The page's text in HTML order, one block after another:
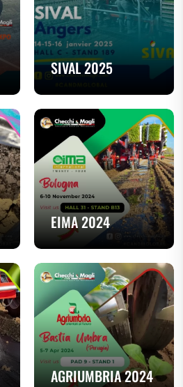
SIVAL 2025
EIMA 2024
AGRIUMBRIA 2024